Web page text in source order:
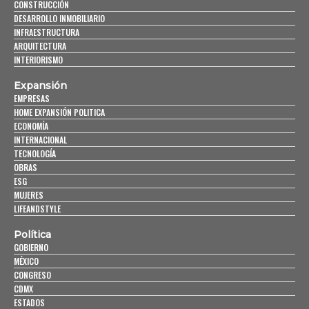
CONSTRUCCIÓN
DESARROLLO INMOBILIARIO
INFRAESTRUCTURA
ARQUITECTURA
INTERIORISMO
Expansión
EMPRESAS
HOME EXPANSIÓN POLITICA
ECONOMÍA
INTERNACIONAL
TECNOLOGÍA
OBRAS
ESG
MUJERES
LIFEANDSTYLE
Política
GOBIERNO
MÉXICO
CONGRESO
CDMX
ESTADOS